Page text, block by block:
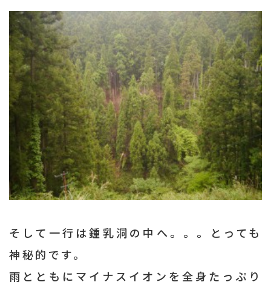
そして一行は鍾乳洞の中へ。。。とっても
神秘的です。
雨とともにマイナスイオンを全身たっぷり